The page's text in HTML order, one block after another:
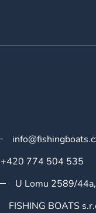
+420 774 504 535
U Lomu 2589/
FISHING BOATS